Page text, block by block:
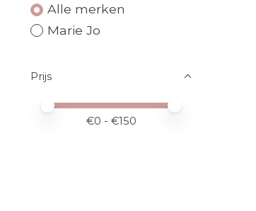
Alle merken
Marie Jo
Prijs
Minimale prijswaarde
Price maximum value
€0 - €150